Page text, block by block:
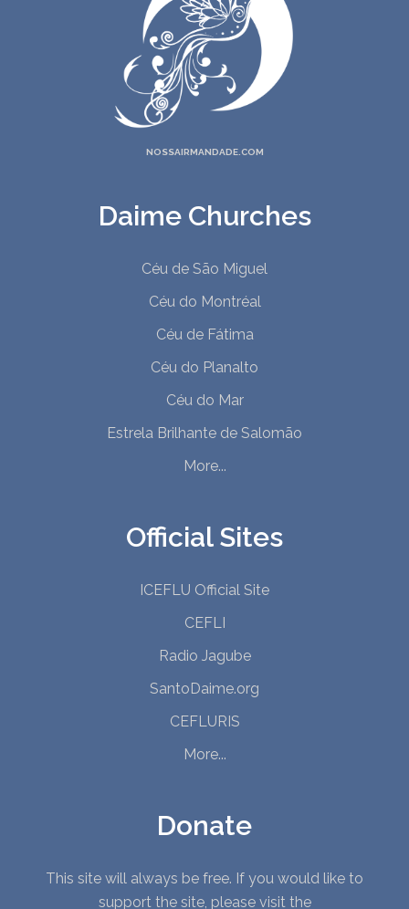
NOSSAIRMANDADE.COM
Daime Churches
Céu de São Miguel
Céu do Montréal
Céu de Fátima
Céu do Planalto
Céu do Mar
Estrela Brilhante de Salomão
More...
Official Sites
ICEFLU Official Site
CEFLI
Radio Jagube
SantoDaime.org
CEFLURIS
More...
Donate
This site will always be free. If you would like to
support the site, please visit the